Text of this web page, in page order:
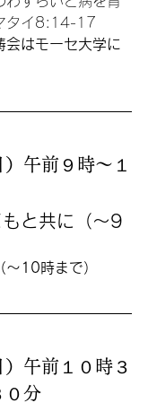
タイ8:14-17
会はモーセ大学に
午前９時〜１
もと共に（〜9
10時まで）
）午前１０時３
０分